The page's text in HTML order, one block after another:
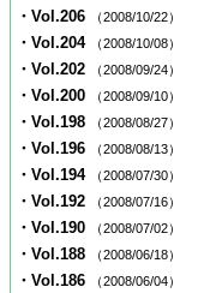
・Vol.206 （2008/10/22）
・Vol.204 （2008/10/08）
・Vol.202 （2008/09/24）
・Vol.200 （2008/09/10）
・Vol.198 （2008/08/27）
・Vol.196 （2008/08/13）
・Vol.194 （2008/07/30）
・Vol.192 （2008/07/16）
・Vol.190 （2008/07/02）
・Vol.188 （2008/06/18）
・Vol.186 （2008/06/04）